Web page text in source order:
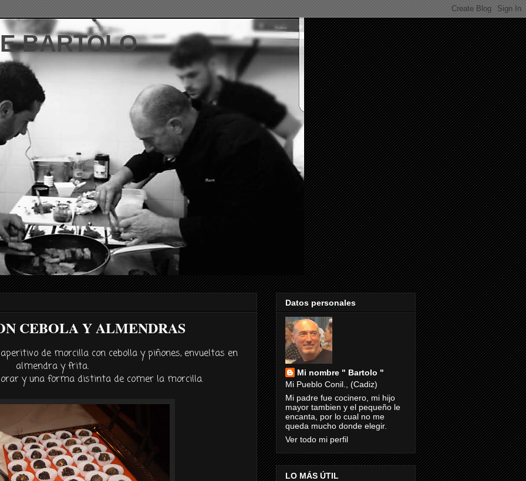
BARTOLO
CEBOLA Y ALMENDRAS
de morcilla con cebolla y piñones, envueltas en
almendra y frita.
y una forma distinta de comer la morcilla.
Datos personales
Mi nombre " Bartolo "
Mi Pueblo Conil., (Cadiz)
Mi padre fue cocinero, mi hijo
mayor tambien y el pequeño le
encanta, por lo cual no me
queda mucho donde elegir.
Ver todo mi perfil
LO MÁS ÚTIL